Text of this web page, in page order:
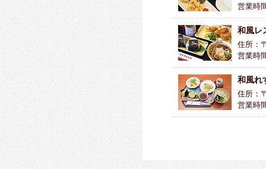
営業時
和風レ
住所：
営業時
和風れ
住所：
営業時